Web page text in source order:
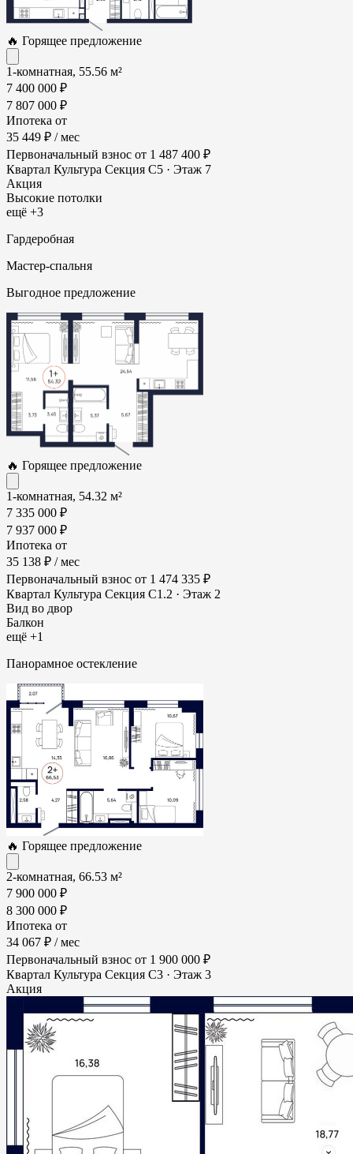
🔥 Горящее предложение
1-комнатная, 55.56 м²
7 400 000 ₽
7 807 000 ₽
Ипотека от
35 449 ₽ / мес
Первоначальный взнос от 1 487 400 ₽
Квартал Культура Секция С5 · Этаж 7
Акция
Высокие потолки
ещё +3
Гардеробная
Мастер-спальня
Выгодное предложение
🔥 Горящее предложение
1-комнатная, 54.32 м²
7 335 000 ₽
7 937 000 ₽
Ипотека от
35 138 ₽ / мес
Первоначальный взнос от 1 474 335 ₽
Квартал Культура Секция С1.2 · Этаж 2
Вид во двор
Балкон
ещё +1
Панорамное остекление
🔥 Горящее предложение
2-комнатная, 66.53 м²
7 900 000 ₽
8 300 000 ₽
Ипотека от
34 067 ₽ / мес
Первоначальный взнос от 1 900 000 ₽
Квартал Культура Секция С3 · Этаж 3
Акция